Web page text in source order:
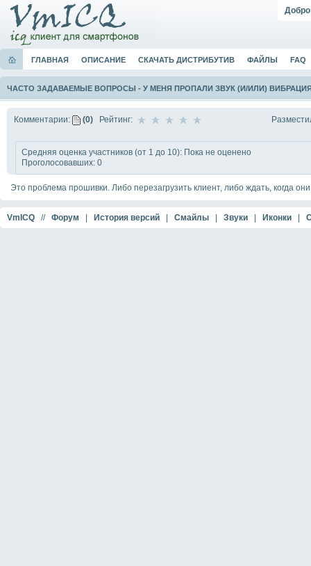
ГЛАВНАЯ ОПИСАНИЕ СКАЧАТЬ ДИСТРИБУТИВ ФАЙЛЫ FAQ
ЧАСТО ЗАДАВАЕМЫЕ ВОПРОСЫ - У МЕНЯ ПРОПАЛИ ЗВУК (И/ИЛИ)
Комментарии: (0) Рейтинг:
Средняя оценка участников (от 1 до 10): Пока не оценено
Проголосовавших: 0
Это проблема прошивки. Либо перезагрузить клиент, либо ждать, когда
VmICQ // Форум История версий Смайлы Звуки Иконки